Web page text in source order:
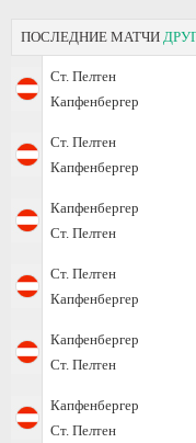
ПОСЛЕДНИЕ МАТЧИ
Ст. Пелтен
Капфенбергер
Ст. Пелтен
Капфенбергер
Капфенбергер
Ст. Пелтен
Ст. Пелтен
Капфенбергер
Капфенбергер
Ст. Пелтен
Капфенбергер
Ст. Пелтен